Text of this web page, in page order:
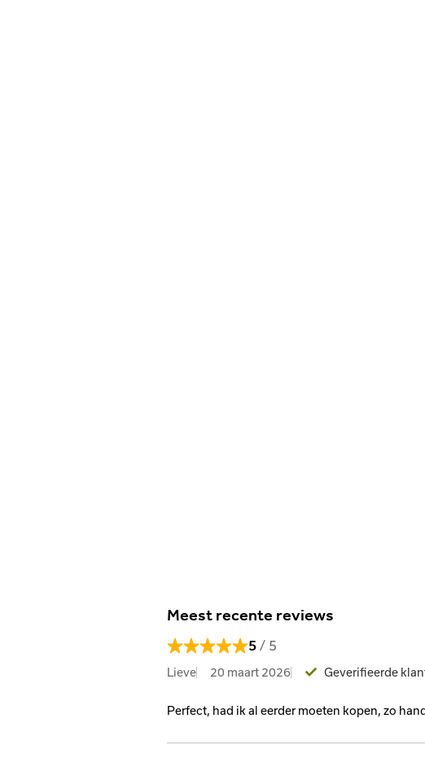
Meest recente reviews
5 / 5
Lieve 20 maart 2026 Geverifieerde
Perfect, had ik al eerder moeten kopen, zo